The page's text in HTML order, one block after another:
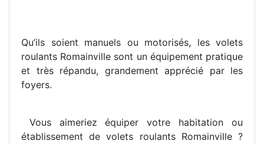
Qu’ils soient manuels ou motorisés, les volets
roulants Romainville sont un équipement pratique
et très répandu, grandement apprécié par les
foyers.
Vous aimeriez équiper votre habitation ou
établissement de volets roulants Romainville ?